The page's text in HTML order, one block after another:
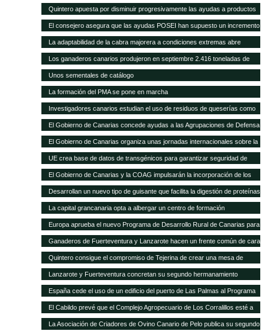
Quintero apuesta por disminuir progresivamente las ayudas a productos
importados en favor de las producciones locales
El consejero asegura que las ayudas POSEI han supuesto un incremento
del empleo y del asociacionismo
La adaptabilidad de la cabra majorera a condiciones extremas abre
nuevas vías de intercambio para el caprino canario
Los ganaderos canarios produjeron en septiembre 2.416 toneladas de
leche
Unos sementales de catálogo
La formación del PMA se pone en marcha
Investigadores canarios estudian el uso de residuos de queserías como
alimento para el caprino
El Gobierno de Canarias concede ayudas a las Agrupaciones de Defensa
Sanitaria Ganadera por valor de 300.000 euros
El Gobierno de Canarias organiza unas jornadas internacionales sobre la
ganadería como herramienta para el desarrollo en zonas áridas
UE crea base de datos de transgénicos para garantizar seguridad de
piensos
El Gobierno de Canarias y la COAG impulsarán la incorporación de los
jóvenes en el sector primario
Desarrollan un nuevo tipo de guisante que facilita la digestión de proteínas
La capital grancanaria opta a albergar un centro de formación
internacional del Programa Mundial de Alimentos
Europa aprueba el nuevo Programa de Desarrollo Rural de Canarias para
2014-2020
Ganaderos de Fuerteventura y Lanzarote hacen un frente común de cara
a la modificación del POSEI-2016
Quintero consigue el compromiso de Tejerina de crear una mesa de
trabajo para analizar la ficha adicional del POSEI
Lanzarote y Fuerteventura concretan su segundo hermanamiento
ganadero
España cede el uso de un edificio del puerto de Las Palmas al Programa
Mundial de Alimentos
El Cabildo prevé que el Complejo Agropecuario de Los Corralillos esté a
pleno rendimiento en un año
La Asociación de Criadores de Ovino Canario de Pelo publica su segundo